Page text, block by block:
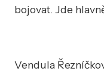
bojovat. Jde
Vendula